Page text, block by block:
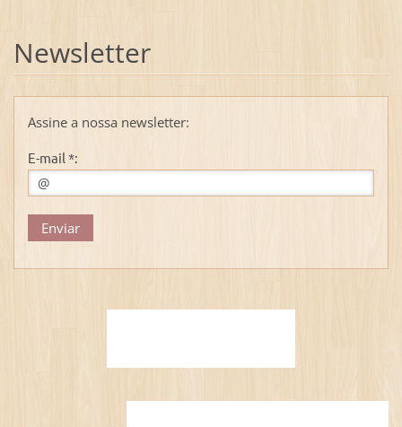
Newsletter
Assine a nossa newsletter:
E-mail *: